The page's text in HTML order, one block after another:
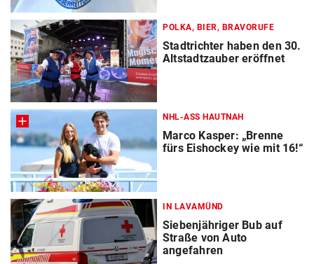
POLKA, BIER, BRAVORUFE
Stadtrichter haben den 30.
Altstadtzauber eröffnet
NHL-ASS HAUTNAH
Marco Kasper: „Brenne
fürs Eishockey wie mit 16!“
IN LAVAMÜND
Siebenjähriger Bub auf
Straße von Auto
angefahren